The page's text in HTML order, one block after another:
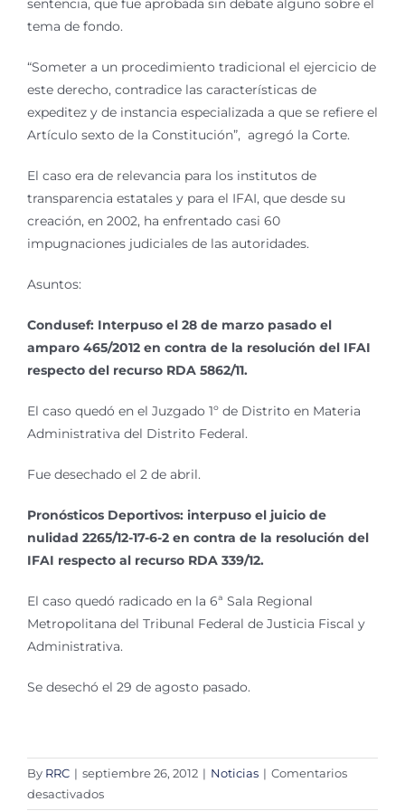
sentencia, que fue aprobada sin debate alguno sobre el
tema de fondo.
“Someter a un procedimiento tradicional el ejercicio de
este derecho, contradice las características de
expeditez y de instancia especializada a que se refiere el
Artículo sexto de la Constitución”, agregó la Corte.
El caso era de relevancia para los institutos de
transparencia estatales y para el IFAI, que desde su
creación, en 2002, ha enfrentado casi 60
impugnaciones judiciales de las autoridades.
Asuntos:
Condusef: Interpuso el 28 de marzo pasado el
amparo 465/2012 en contra de la resolución del IFAI
respecto del recurso RDA 5862/11.
El caso quedó en el Juzgado 1º de Distrito en Materia
Administrativa del Distrito Federal.
Fue desechado el 2 de abril.
Pronósticos Deportivos: interpuso el juicio de
nulidad 2265/12-17-6-2 en contra de la resolución del
IFAI respecto al recurso RDA 339/12.
El caso quedó radicado en la 6ª Sala Regional
Metropolitana del Tribunal Federal de Justicia Fiscal y
Administrativa.
Se desechó el 29 de agosto pasado.
By RRC | septiembre 26, 2012 | Noticias | Comentarios
desactivadosen